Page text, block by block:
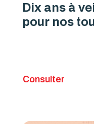
Dix ans à
pour nos
Consulter